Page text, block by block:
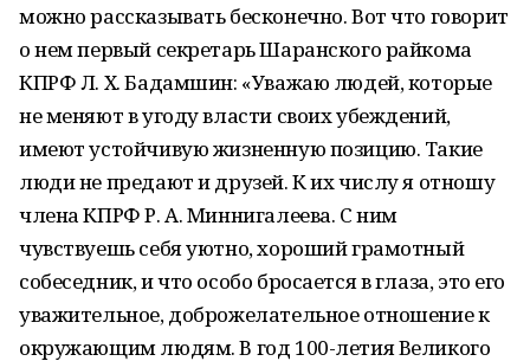
можно рассказывать бесконечно. Вот что говорит
о нем первый секретарь Шаранского райкома
КПРФ Л. Х. Бадамшин: «Уважаю людей, которые
не меняют в угоду власти своих убеждений,
имеют устойчивую жизненную позицию. Такие
люди не предают и друзей. К их числу я отношу
члена КПРФ Р. А. Миннигалеева. С ним
чувствуешь себя уютно, хороший грамотный
собеседник, и что особо бросается в глаза, это его
уважительное, доброжелательное отношение к
окружающим людям. В год 100-летия Великого